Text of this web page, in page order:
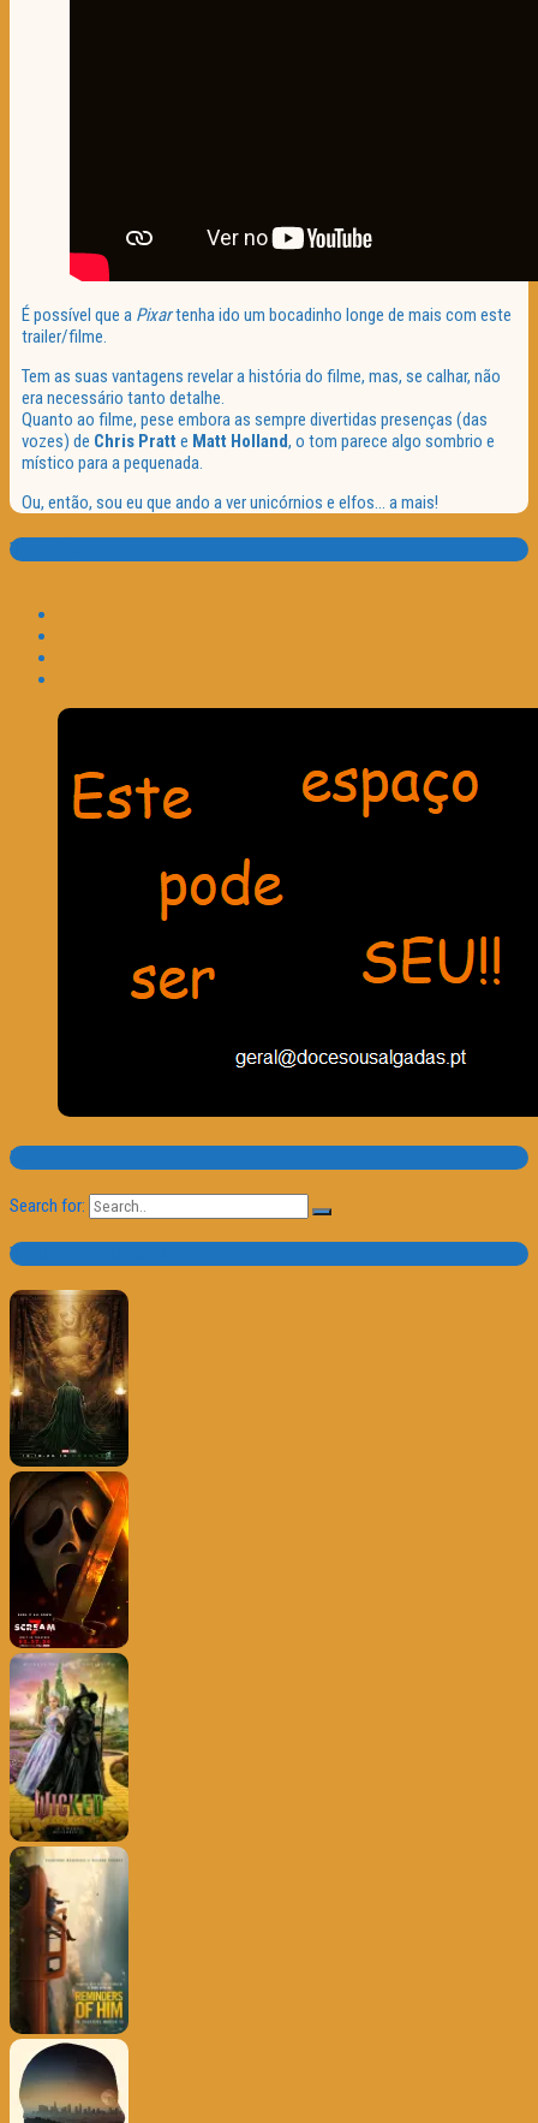
É possível que a Pixartenha ido um bocadinho longe de mais com este
trailer/filme.
Tem as suas vantagens revelar a história do filme, mas, se calhar, não
era necessário tanto detalhe.
Quanto ao filme, pese embora as sempre divertidas presenças (das
vozes) de Chris Pratte Matt Holland, o tom parece algo sombrio e
místico para a pequenada.
Ou, então, sou eu que ando a ver unicórnios e elfos… a mais!
Translate:
Pesquisa
Search for:
Trailer e Poster do Dia